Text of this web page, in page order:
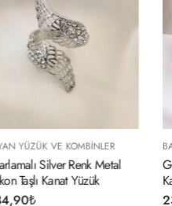
BAYAN YÜZÜK VE KOMBINLER
Gümüş Renk Ayarlamalı
Kadın Yüzük